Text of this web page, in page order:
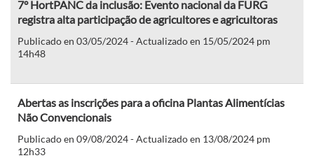
7° HortPANC da inclusão: Evento nacional da FURG
registra alta participação de agricultores e agricultoras
Publicado en 03/05/2024 - Actualizado en 15/05/2024 pm
14h48
Abertas as inscrições para a oficina Plantas Alimentícias
Não Convencionais
Publicado en 09/08/2024 - Actualizado en 13/08/2024 pm
12h33